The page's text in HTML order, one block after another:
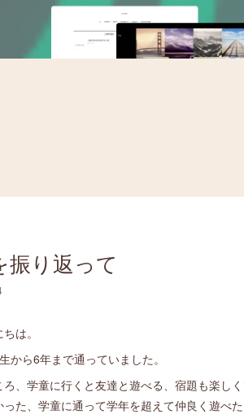
振り返って
は。
から6年まで通っていました。
、学童に行くと友達と遊べる、宿題も楽し
た、学童に通って学年を超えて仲良く遊べた